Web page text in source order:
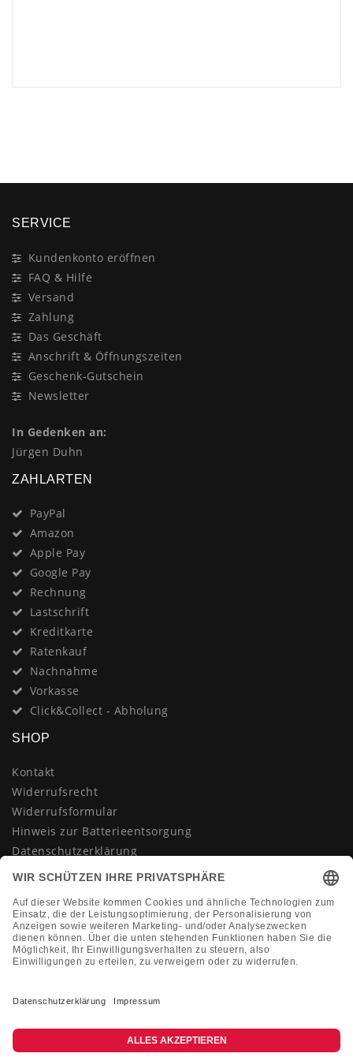
SERVICE
Kundenkonto eröffnen
FAQ & Hilfe
Versand
Zahlung
Das Geschäft
Anschrift & Öffnungszeiten
Geschenk-Gutschein
Newsletter
In Gedenken an:
Jürgen Duhn
ZAHLARTEN
PayPal
Amazon
Apple Pay
Google Pay
Rechnung
Lastschrift
Kreditkarte
Ratenkauf
Nachnahme
Vorkasse
Click&Collect - Abholung
SHOP
Kontakt
Widerrufsrecht
Widerrufsformular
Hinweis zur Batterieentsorgung
Datenschutzerklärung
AGB
Vertrag widerrufen
KONTAKT
+49 (0)2133 210433
shop@dienadel.de
Kieler Str. 18 - 41540 Dormagen